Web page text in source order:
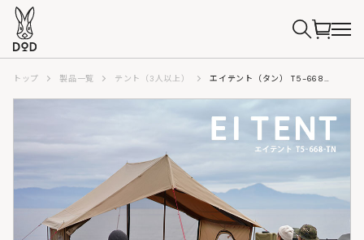
トップ 製品一覧 テント（3人以上） エイテント（タン） T5-668-TN